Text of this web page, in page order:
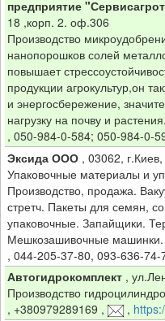
предприятие
18 ,корп. 2. оф.306
Производство
нанопорошков солей
повышает
продукции агрокультур,он
и энергосбережение,
нагрузку на почву и растения.
, 050-984-0-584; 050-984-0-
Эксида ООО, 03062,
Упаковочные материалы и
Производство, продажа.
стретч. Пакеты для семян,
упаковочные. Запайщики.
Мешкозашивочные машинки.
, 044-205-37-80, 093-636-74-
Автогидрокомплект,
Производство
, +380979289169 , ,